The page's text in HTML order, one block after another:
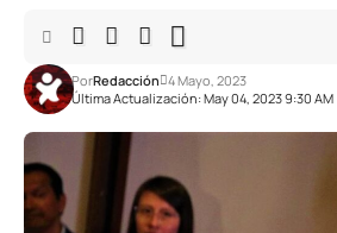
Última Actualización: May 04, 2023 9:30 AM
PorRedacción 4 Mayo, 2023